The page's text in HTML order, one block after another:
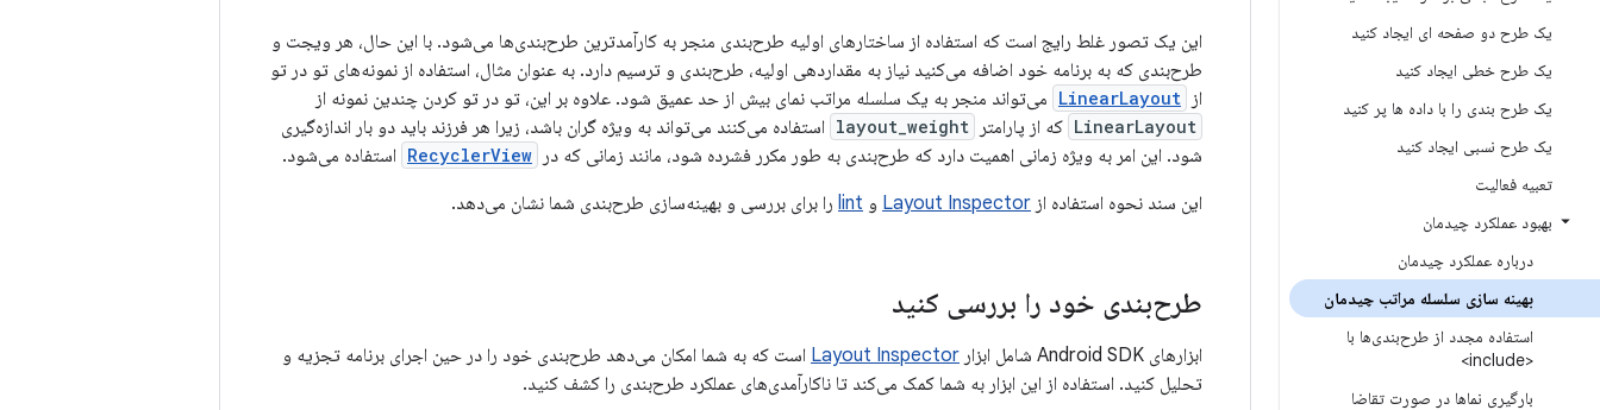
یک طرح دو صفحه ای ایجاد کنید
یک طرح خطی ایجاد کنید
یک طرح بندی را با داده ها پر کنید
یک طرح نسبی ایجاد کنید
تعبیه فعالیت
بهبود عملکرد چیدمان
درباره عملکرد چیدمان
بهینه سازی سلسله مراتب چیدمان
استفاده مجدد از طرح‌بندی‌ها با
<include>
بارگیری نماها در صورت تقاضا
این یک تصور غلط رایج است که استفاده از ساختارهای اولیه طرح‌بندی منجر به کارآمدترین طرح‌بندی‌ها می‌شود. با این حال، هر ویجت و
طرح‌بندی که به برنامه خود اضافه می‌کنید نیاز به مقداردهی اولیه، طرح‌بندی و ترسیم دارد. به عنوان مثال، استفاده از نمونه‌های تو در تو
از LinearLayout می‌تواند منجر به یک سلسله مراتب نمای بیش از حد عمیق شود. علاوه بر این، تو در تو کردن چندین نمونه از
LinearLayout که از پارامتر layout_weight استفاده می‌کنند می‌تواند به ویژه گران باشد، زیرا هر فرزند باید دو بار اندازه‌گیری
شود. این امر به ویژه زمانی اهمیت دارد که طرح‌بندی به طور مکرر فشرده شود، مانند زمانی که در
RecyclerView استفاده می‌شود.
این سند نحوه استفاده از Layout Inspector و lint را برای بررسی و بهینه‌سازی طرح‌بندی شما نشان می‌دهد.
طرح‌بندی خود را بررسی کنید
ابزارهای Android SDK شامل ابزار Layout Inspector است که به شما امکان می‌دهد طرح‌بندی خود را در حین اجرای برنامه تجزیه و
تحلیل کنید. استفاده از این ابزار به شما کمک می‌کند تا ناکارآمدی‌های عملکرد طرح‌بندی را کشف کنید.